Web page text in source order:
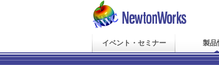
イベント・セミナー 製品